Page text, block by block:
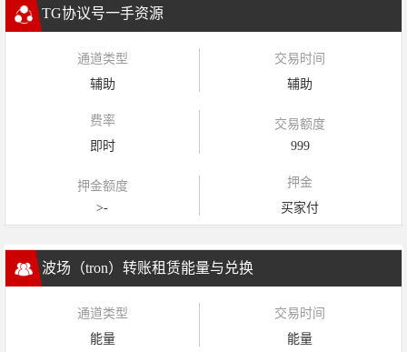
TG协议号一手资源
通道类型
辅助
交易时间
辅助
费率
即时
交易额度
999
押金额度
>-
押金
买家付
波场（tron）转账租赁能量与兑换
通道类型
能量
交易时间
能量